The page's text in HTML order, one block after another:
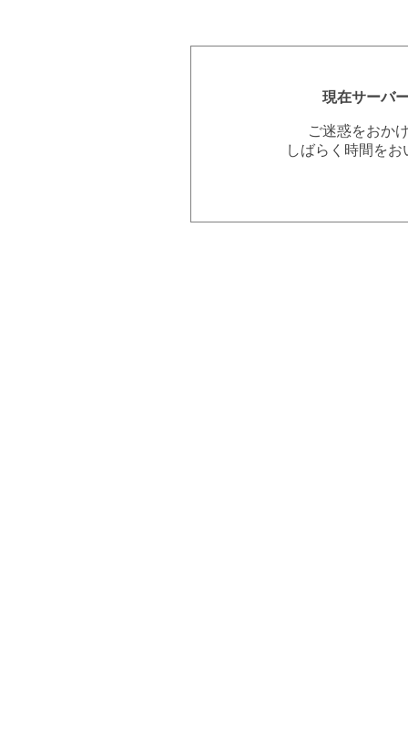
現在サーバ
ご迷惑をおか
しばらく時間を